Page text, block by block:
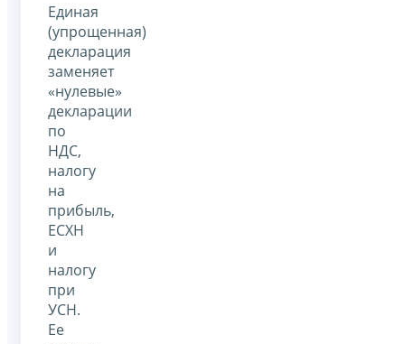
Единая
(упрощенная)
декларация
заменяет
«нулевые»
декларации
по
НДС,
налогу
на
прибыль,
ЕСХН
и
налогу
при
УСН.
Ее